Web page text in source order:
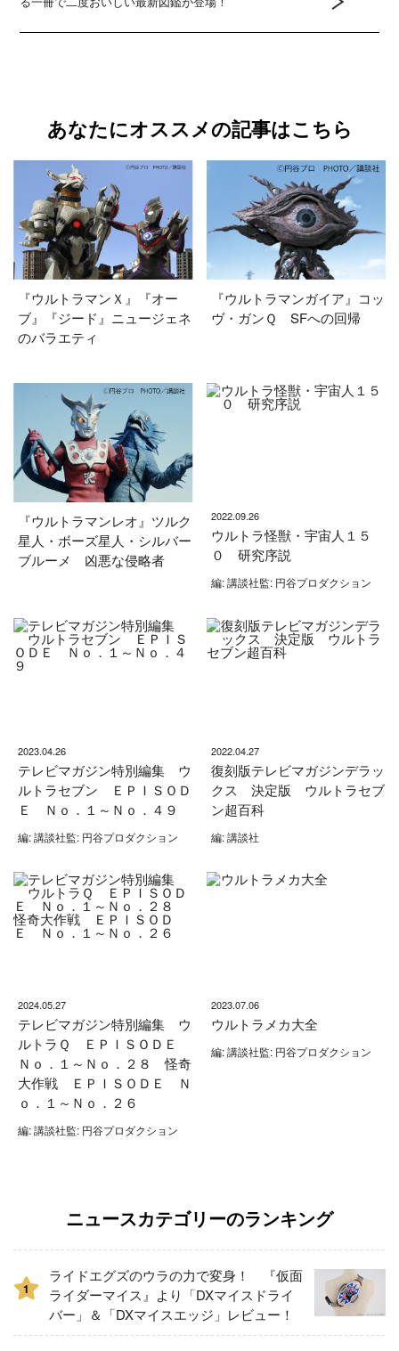
あなたにオススメの記事はこちら
『ウルトラマンＸ』『オー
ブ』『ジード』ニュージェネ
のバラエティ
『ウルトラマンガイア』コッ
ヴ・ガンＱ SFへの回帰
『ウルトラマンレオ』ツルク
星人・ボーズ星人・シルバー
ブルーメ 凶悪な侵略者
2022.09.26
ウルトラ怪獣・宇宙人１５
０ 研究序説
編: 講談社監: 円谷プロダクション
2023.04.26
テレビマガジン特別編集 ウ
ルトラセブン ＥＰＩＳＯＤ
Ｅ Ｎｏ．１～Ｎｏ．４９
編: 講談社監: 円谷プロダクション
2022.04.27
復刻版テレビマガジンデラッ
クス 決定版 ウルトラセブ
ン超百科
編: 講談社
2024.05.27
テレビマガジン特別編集 ウ
ルトラＱ ＥＰＩＳＯＤＥ
Ｎｏ．１～Ｎｏ．２８ 怪奇
大作戦 ＥＰＩＳＯＤＥ Ｎ
ｏ．１～Ｎｏ．２６
編: 講談社監: 円谷プロダクション
2023.07.06
ウルトラメカ大全
編: 講談社監: 円谷プロダクション
ニュースカテゴリーのランキング
1
ライドエグズのウラの力で変身！ 『仮面
ライダーマイス』より「DXマイスドライ
バー」＆「DXマイスエッジ」レビュー！